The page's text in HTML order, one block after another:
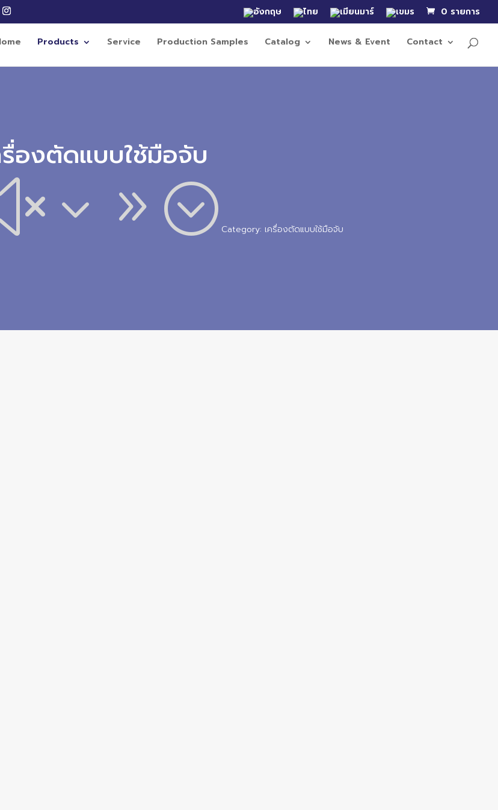
0 รายการ
Products Service Production Samples Catalog News & Event Contact
รื่องตัดแบบใช้มือจับ
Category: เครื่องตัดแบบใช้มือจับ